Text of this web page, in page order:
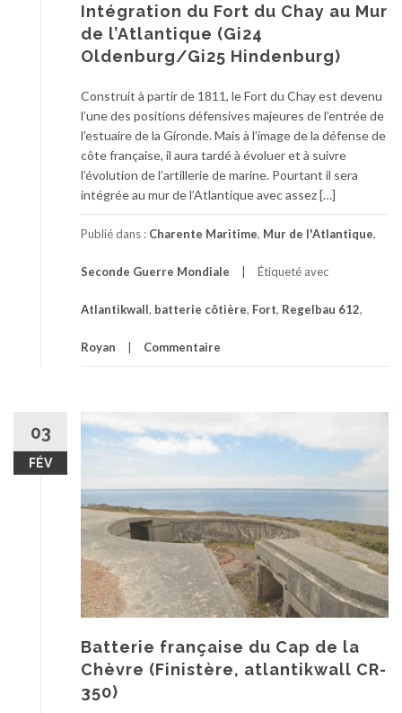
Intégration du Fort du Chay au Mur
de l’Atlantique (Gi24
Oldenburg/Gi25 Hindenburg)
Construit à partir de 1811, le Fort du Chay est devenu
l’une des positions défensives majeures de l’entrée de
l’estuaire de la Gironde. Mais à l’image de la défense de
côte française, il aura tardé à évoluer et à suivre
l’évolution de l’artillerie de marine. Pourtant il sera
intégrée au mur de l’Atlantique avec assez […]
Publié dans : Charente Maritime, Mur de l'Atlantique,
Seconde Guerre Mondiale Étiqueté avec
Atlantikwall, batterie côtière, Fort, Regelbau 612,
Royan Commentaire
03
FÉV
Batterie française du Cap de la
Chèvre (Finistère, atlantikwall CR-
350)